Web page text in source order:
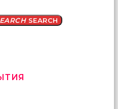
SEARCH